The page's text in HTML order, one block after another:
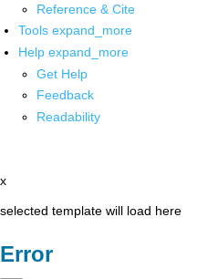
Reference & Cite
Tools expand_more
Help expand_more
Get Help
Feedback
Readability
x
selected template will load here
Error